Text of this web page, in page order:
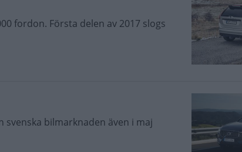
fordon. Första delen av 2017 slogs
bilmarknaden även i maj